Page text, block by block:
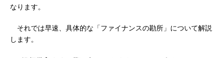
なります。
それでは早速、具体的な「ファイナンスの勘所」について解説
します。